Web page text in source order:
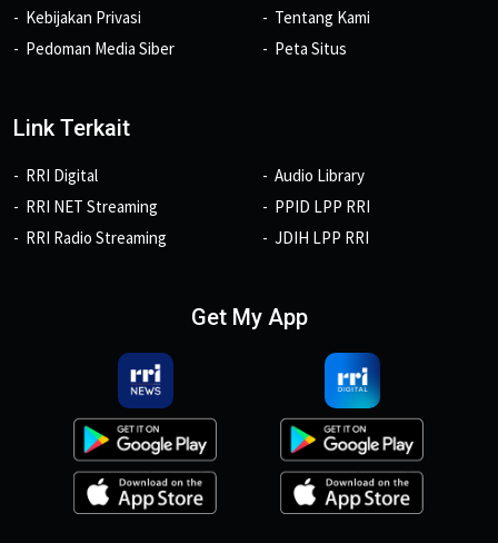
Kebijakan Privasi
Pedoman Media Siber
Tentang Kami
Peta Situs
Link Terkait
RRI Digital
RRI NET Streaming
RRI Radio Streaming
Audio Library
PPID LPP RRI
JDIH LPP RRI
Get My App